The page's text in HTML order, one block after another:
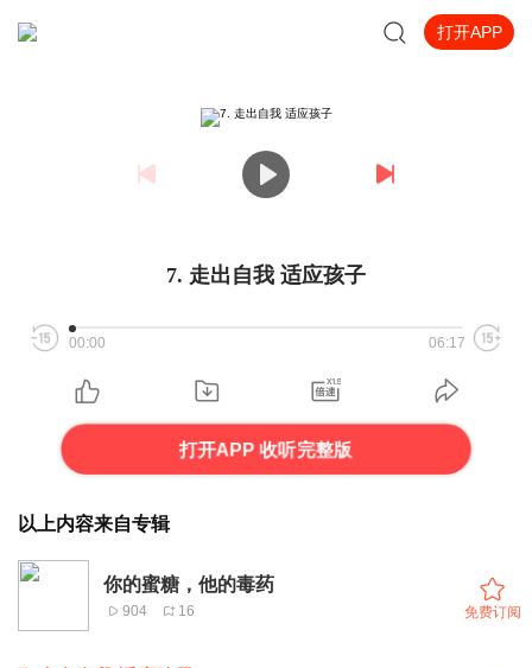
打开APP
7. 走出自我 适应孩子
00:00 06:17
打开APP 收听完整版
以上内容来自专辑
你的蜜糖，他的毒药
904 16 免费订阅